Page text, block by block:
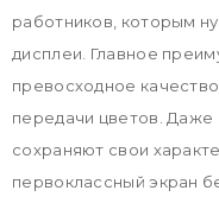
работников, которым
дисплеи. Главное
превосходное
передачи цветов. Даже
сохраняют свои
первоклассный экран